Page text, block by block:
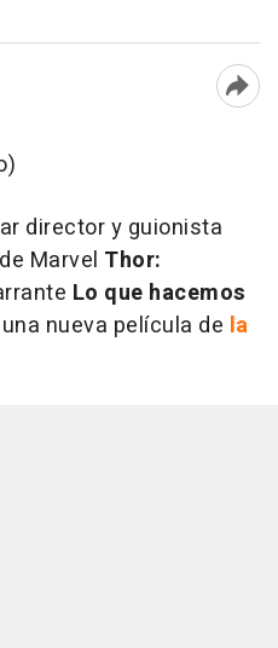
director y guionista
Marvel Thor:
Lo que hacemos
nueva película de la